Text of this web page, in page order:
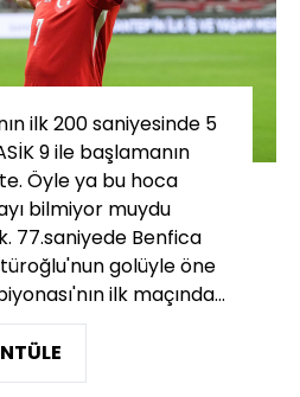
ilk 200 saniyesinde 5
9 ile başlamanın
Öyle ya bu hoca
bilmiyor muydu
77.saniyede Benfica
golüyle öne
ilk maçında...